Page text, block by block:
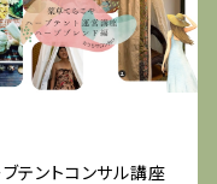
テントコンサル講座